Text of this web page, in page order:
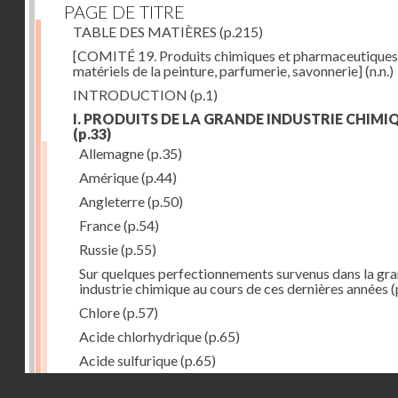
PAGE DE TITRE
TABLE DES MATIÈRES (p.215)
[COMITÉ 19. Produits chimiques et
matériels de la peinture, parfumerie, savonnerie](n.n.)
INTRODUCTION (p.1)
I. PRODUITS DE LA GRANDE INDUSTRIE
(p.33)
Allemagne(p.35)
Amérique(p.44)
Angleterre(p.50)
France(p.54)
Russie(p.55)
Sur quelques perfectionnements survenus dans la
industrie chimique au cours de ces dernières années
Chlore(p.57)
Acide chlorhydrique(p.65)
Acide sulfurique(p.65)